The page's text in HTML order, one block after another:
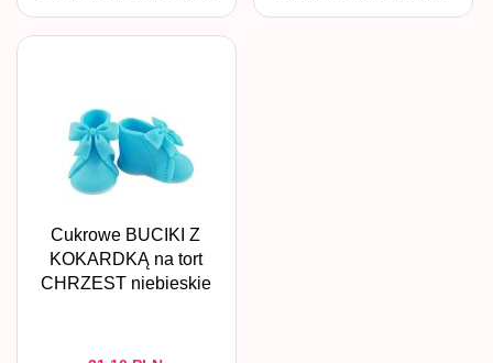
Cukrowe BUCIKI Z
KOKARDKĄ na tort
CHRZEST niebieskie